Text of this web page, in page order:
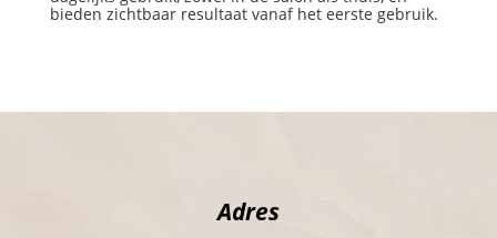
bieden zichtbaar resultaat vanaf het eerste gebruik.
Adres